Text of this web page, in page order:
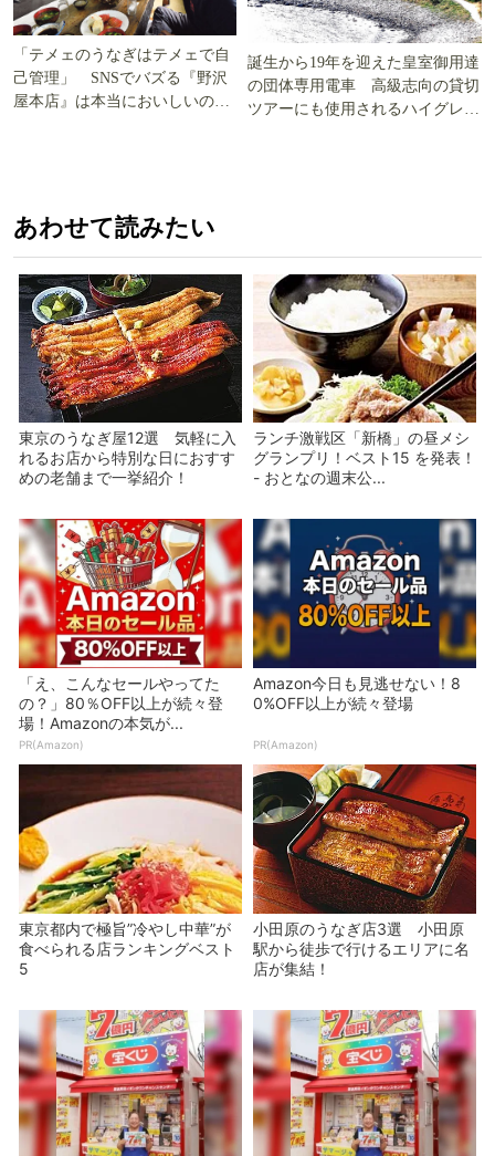
「テメェのうなぎはテメェで自
己管理」 SNSでバズる『野沢
屋本店』は本当においしいの
誕生から19年を迎えた皇室御用達
の団体専用電車 高級志向の貸切
ツアーにも使用されるハイグレー
あわせて読みたい
東京のうなぎ屋12選 気軽に入
れるお店から特別な日におすす
めの老舗まで一挙紹介！
ランチ激戦区「新橋」の昼メシ
グランプリ！ベスト15 を発表！
- おとなの週末公...
「え、こんなセールやってた
の？」80％OFF以上が続々登
場！Amazonの本気が...
PR(Amazon)
Amazon今日も見逃せない！8
0%OFF以上が続々登場
PR(Amazon)
東京都内で極旨”冷やし中華”が
食べられる店ランキングベスト
5
小田原のうなぎ店3選 小田原
駅から徒歩で行けるエリアに名
店が集結！